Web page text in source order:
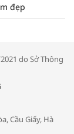
mại: Khơi
tránh bệnh
tiết giao mùa
đẹp
do Sở Thông
Cầu Giấy, Hà